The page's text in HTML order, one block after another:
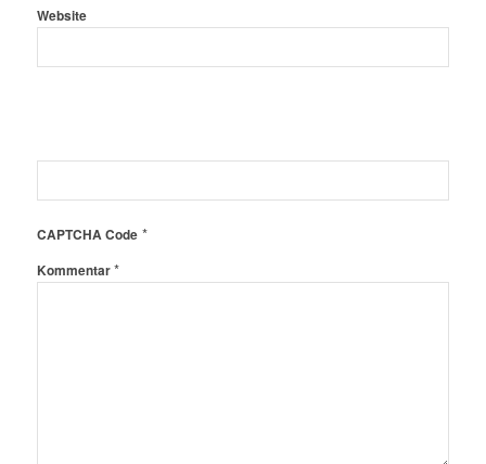
Website
CAPTCHA Code*
Kommentar*